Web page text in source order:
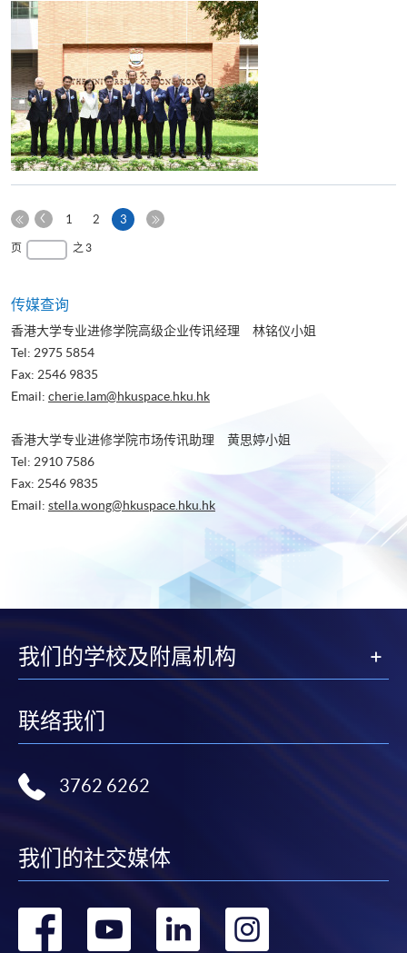
第
一
上
1 2 3本
页 之 3
传媒查询
香港大学专业进修学院高级企业传讯经理 林铭仪小姐
Tel: 2975 5854
Fax: 2546 9835
Email: cherie.lam@hkuspace.hku.hk
香港大学专业进修学院市场传讯助理 黄思婷小姐
Tel: 2910 7586
Fax: 2546 9835
Email: stella.wong@hkuspace.hku.hk
我们的学校及附属机构
联络我们
3762 6262
我们的社交媒体
转 转 转 转